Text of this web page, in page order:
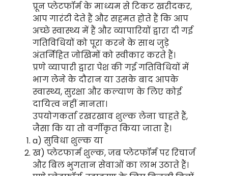
प्रून प्लेटफॉर्म के माध्यम से टिकट खरीदकर,
आप गारंटी देते हैं और सहमत होते हैं कि आप
अच्छे स्वास्थ्य में हैं और व्यापारियों द्वारा दी गई
गतिविधियों को पूरा करने के साथ जुड़े
अंतर्निहित जोखिमों को स्वीकार करते हैं।
प्रणे व्यापारी द्वारा पेश की गई गतिविधियों में
भाग लेने के दौरान या उसके बाद आपके
स्वास्थ्य, सुरक्षा और कल्याण के लिए कोई
दायित्व नहीं मानता।
उपयोगकर्ता रखरखाव शुल्क लेना चाहते हैं,
जैसा कि या तो वर्गीकृत किया जाता है।
a) सुविधा शुल्क या
ख) प्लेटफार्म शुल्क, जब प्लेटफॉर्म पर रिचार्ज
और बिल भुगतान सेवाओं का लाभ उठाते हैं।